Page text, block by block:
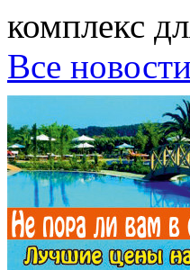
комплекс
Все новости